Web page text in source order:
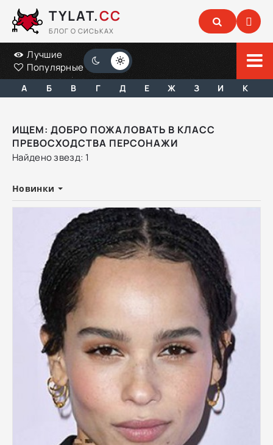
TYLAT.CC
БЛОГ О СИСЬКАХ
Лучшие
Популярные
А Б В Г Д Е Ж З И К
ИЩЕМ: ДОБРО ПОЖАЛОВАТЬ В КЛАСС
ПРЕВОСХОДСТВА ПЕРСОНАЖИ
Найдено звезд: 1
Новинки